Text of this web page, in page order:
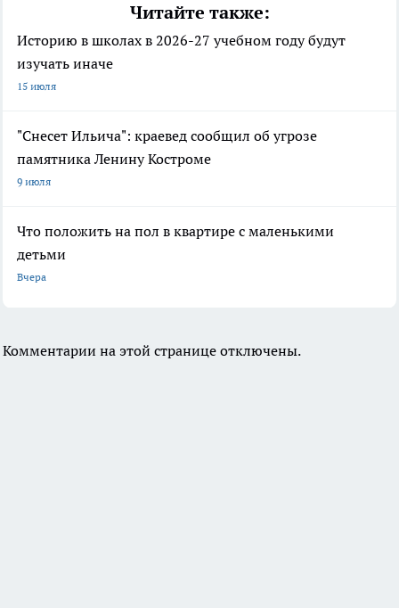
Читайте также:
Историю в школах в 2026-27 учебном году будут
изучать иначе
15 июля
"Снесет Ильича": краевед сообщил об угрозе
памятника Ленину Костроме
9 июля
Что положить на пол в квартире с маленькими
детьми
Вчера
Комментарии на этой странице отключены.